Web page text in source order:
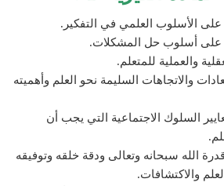
على الأسلوب العلمي في التفكير.
على أسلوب حل المشكلات.
والعملية للمتعلم.
والاتجاهات السليمة نحو العلم وأهميته
السلوك الاجتماعية التي يجب أن
الله سبحانه وتعالى ودقة خلقه وتوفيقه
والاكتشافات.